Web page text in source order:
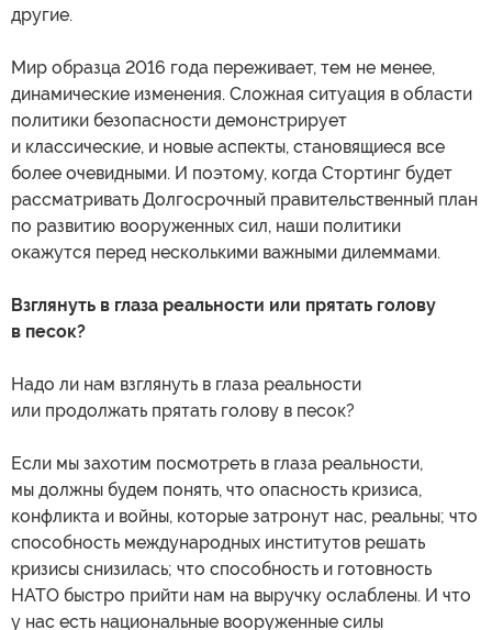
другие.
Мир образца 2016 года переживает, тем не менее,
динамические изменения. Сложная ситуация в области
политики безопасности демонстрирует
и классические, и новые аспекты, становящиеся все
более очевидными. И поэтому, когда Стортинг будет
рассматривать Долгосрочный правительственный план
по развитию вооруженных сил, наши политики
окажутся перед несколькими важными дилеммами.
Взглянуть в глаза реальности или прятать голову
в песок?
Надо ли нам взглянуть в глаза реальности
или продолжать прятать голову в песок?
Если мы захотим посмотреть в глаза реальности,
мы должны будем понять, что опасность кризиса,
конфликта и войны, которые затронут нас, реальны; что
способность международных институтов решать
кризисы снизилась; что способность и готовность
НАТО быстро прийти нам на выручку ослаблены. И что
у нас есть национальные вооруженные силы